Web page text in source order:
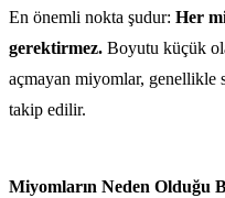
En önemli nokta şudur: Her
gerektirmez. Boyutu küçük
açmayan miyomlar,
takip edilir.
Miyomların Neden Olduğu